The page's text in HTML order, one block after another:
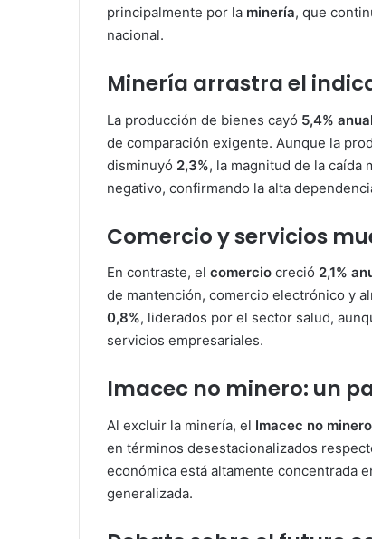
principalmente por la minería, que
nacional.
Minería arrastra el
La producción de bienes cayó 5,4% anual
de comparación exigente. Aunque la
disminuyó 2,3%, la magnitud de la caída
negativo, confirmando la alta
Comercio y servicios
En contraste, el comercio creció 2,1%
de mantención, comercio electrónico y
0,8%, liderados por el sector salud,
servicios empresariales.
Imacec no minero: un
Al excluir la minería, el Imacec no minero
en términos desestacionalizados
económica está altamente concentrada
generalizada.